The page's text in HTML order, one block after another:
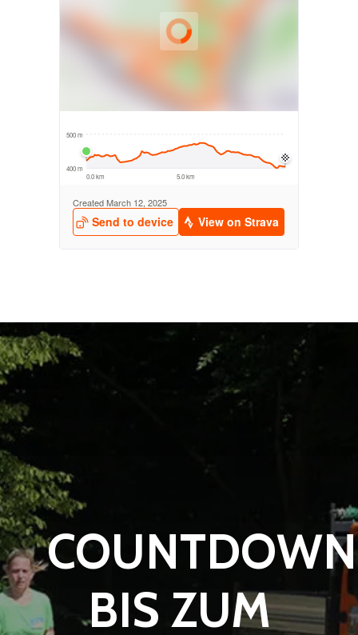
COUNTDOWN
BIS ZUM